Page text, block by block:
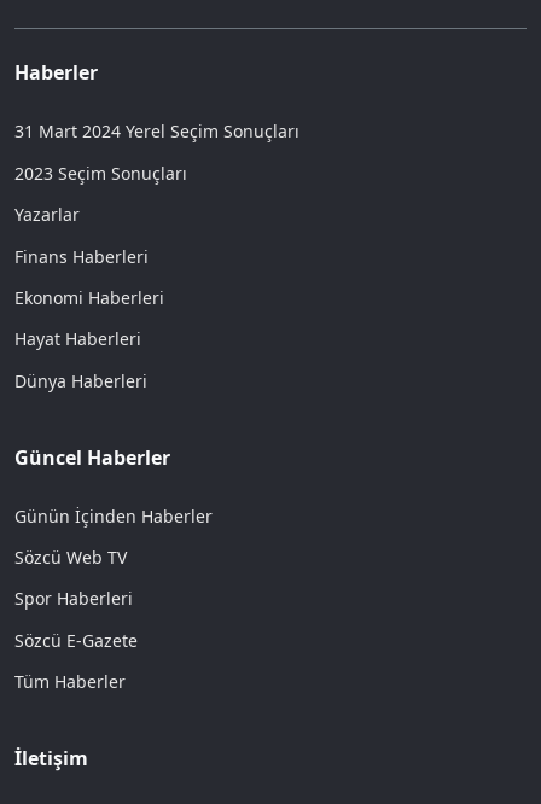
Haberler
31 Mart 2024 Yerel Seçim Sonuçları
2023 Seçim Sonuçları
Yazarlar
Finans Haberleri
Ekonomi Haberleri
Hayat Haberleri
Dünya Haberleri
Güncel Haberler
Günün İçinden Haberler
Sözcü Web TV
Spor Haberleri
Sözcü E-Gazete
Tüm Haberler
İletişim